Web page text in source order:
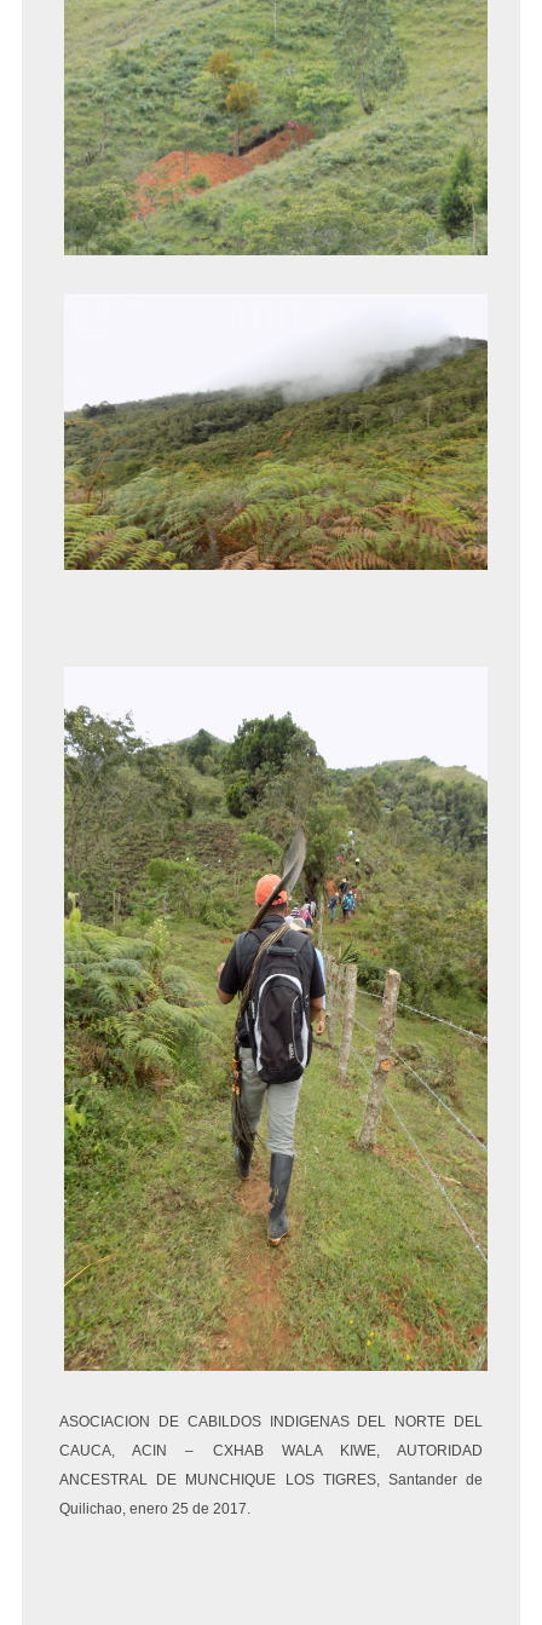
ASOCIACION DE CABILDOS INDIGENAS DEL NORTE DEL
CAUCA, ACIN – CXHAB WALA KIWE, AUTORIDAD
ANCESTRAL DE MUNCHIQUE LOS TIGRES, Santander de
Quilichao, enero 25 de 2017.